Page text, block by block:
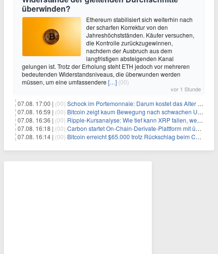
überwinden?
Ethereum stabilisiert sich weiterhin nach
der scharfen Korrektur von den
Jahreshöchstständen. Käufer versuchen,
die Kontrolle zurückzugewinnen,
nachdem der Ausbruch aus dem
langfristigen absteigenden Kanal
gelungen ist. Trotz der Erholung steht ETH jedoch vor mehreren
bedeutenden Widerstandsniveaus, die überwunden werden
müssen, um eine umfassendere […] (00)
vor 1 Stunde
07.08. 17:00 | (00) Schock im Portemonnaie: Darum kostet das Alter deutlich mehr als Sie denken
07.08. 16:59 | (00) Bitcoin zeigt kaum Bewegung nach schwachen US-Arbeitsmarktdaten, Fed-Zinserhöhungschancen sinken auf 44%
07.08. 16:36 | (00) Ripple-Kursanalyse: Wie tief kann XRP fallen, wenn die $1-Unterstützung am Wochenende verloren geht?
07.08. 16:18 | (00) Carbon startet On-Chain-Derivate-Plattform mit über 950 Märkten in einem Konto
07.08. 16:14 | (00) Bitcoin erreicht $65.000 trotz Rückschlag beim CLARITY Act und fehlendem US-Iran-Abkommen